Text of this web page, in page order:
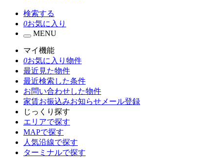
検索する
0お気に入り
MENU
マイ機能
0お気に入り物件
最近見た物件
最近検索した条件
お問い合わせした物件
家賃お振込みお知らせメール登録
じっくり探す
エリアで探す
MAPで探す
人気沿線で探す
ターミナルで探す